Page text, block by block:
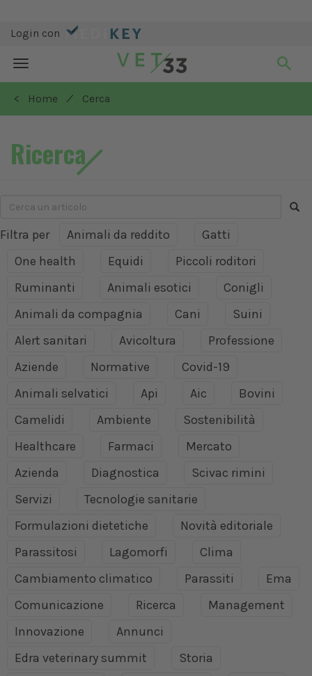
Login con
Toggle
navigation
< Home
/ Cerca
Ricerca
Filtra per Animali da reddito
Gatti
One health
Equidi
Piccoli roditori
Ruminanti
Animali esotici
Conigli
Animali da compagnia
Cani
Suini
Alert sanitari
Avicoltura
Professione
Aziende
Normative
Covid-19
Animali selvatici
Api Aic
Bovini
Camelidi
Ambiente
Sostenibilità
Healthcare
Farmaci
Mercato
Azienda
Diagnostica
Scivac rimini
Servizi
Tecnologie sanitarie
Formulazioni dietetiche
Novità editoriale
Parassitosi
Lagomorfi
Clima
Cambiamento climatico
Parassiti
Ema
Comunicazione
Ricerca
Management
Innovazione
Annunci
Edra veterinary summit
Storia